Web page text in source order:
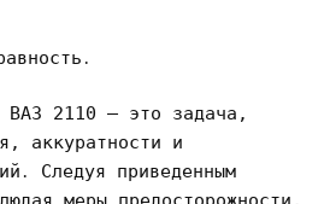
ВАЗ 2110 – это задача,
аккуратности и
Следуя приведенным